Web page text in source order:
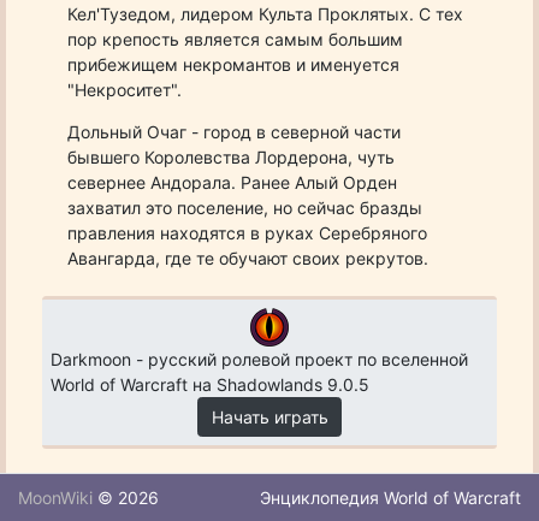
Кел'Тузедом, лидером Культа Проклятых. С тех
пор крепость является самым большим
прибежищем некромантов и именуется
"Некроситет".
Дольный Очаг - город в северной части
бывшего Королевства Лордерона, чуть
севернее Андорала. Ранее Алый Орден
захватил это поселение, но сейчас бразды
правления находятся в руках Серебряного
Авангарда, где те обучают своих рекрутов.
Darkmoon - русский ролевой проект по вселенной
World of Warcraft на Shadowlands 9.0.5
Начать играть
MoonWiki © 2026 Энциклопедия World of Warcraft